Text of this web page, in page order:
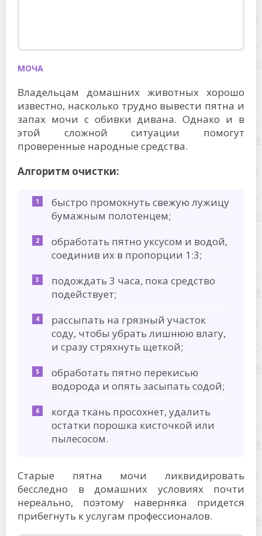
МОЧА
Владельцам домашних животных хорошо
известно, насколько трудно вывести пятна и
запах мочи с обивки дивана. Однако и в
этой сложной ситуации помогут
проверенные народные средства.
Алгоритм очистки:
быстро промокнуть свежую лужицу
бумажным полотенцем;
обработать пятно уксусом и водой,
соединив их в пропорции 1:3;
подождать 3 часа, пока средство
подействует;
рассыпать на грязный участок
соду, чтобы убрать лишнюю влагу,
и сразу стряхнуть щеткой;
обработать пятно перекисью
водорода и опять засыпать содой;
когда ткань просохнет, удалить
остатки порошка кисточкой или
пылесосом.
Старые пятна мочи ликвидировать
бесследно в домашних условиях почти
нереально, поэтому наверняка придется
прибегнуть к услугам профессионалов.